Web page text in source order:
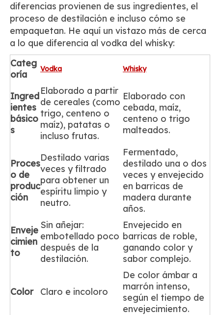
diferencias provienen de sus ingredientes, el
proceso de destilación e incluso cómo se
empaquetan. He aquí un vistazo más de cerca
a lo que diferencia al vodka del whisky:
Categ
oría
Vodka Whisky
Ingred
ientes
básico
s
Elaborado a partir
de cereales (como
trigo, centeno o
maíz), patatas o
incluso frutas.
Elaborado con
cebada, maíz,
centeno o trigo
malteados.
Proces
o de
produc
ción
Destilado varias
veces y filtrado
para obtener un
espíritu limpio y
neutro.
Fermentado,
destilado una o dos
veces y envejecido
en barricas de
madera durante
años.
Enveje
cimien
to
Sin añejar:
embotellado poco
después de la
destilación.
Envejecido en
barricas de roble,
ganando color y
sabor complejo.
Color Claro e incoloro
De color ámbar a
marrón intenso,
según el tiempo de
envejecimiento.